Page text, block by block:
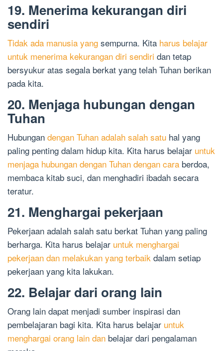
19. Menerima kekurangan diri
sendiri
Tidak ada manusia yang sempurna. Kita harus belajar
untuk menerima kekurangan diri sendiri dan tetap
bersyukur atas segala berkat yang telah Tuhan berikan
pada kita.
20. Menjaga hubungan dengan
Tuhan
Hubungan dengan Tuhan adalah salah satu hal yang
paling penting dalam hidup kita. Kita harus belajar untuk
menjaga hubungan dengan Tuhan dengan cara berdoa,
membaca kitab suci, dan menghadiri ibadah secara
teratur.
21. Menghargai pekerjaan
Pekerjaan adalah salah satu berkat Tuhan yang paling
berharga. Kita harus belajar untuk menghargai
pekerjaan dan melakukan yang terbaik dalam setiap
pekerjaan yang kita lakukan.
22. Belajar dari orang lain
Orang lain dapat menjadi sumber inspirasi dan
pembelajaran bagi kita. Kita harus belajar untuk
menghargai orang lain dan belajar dari pengalaman